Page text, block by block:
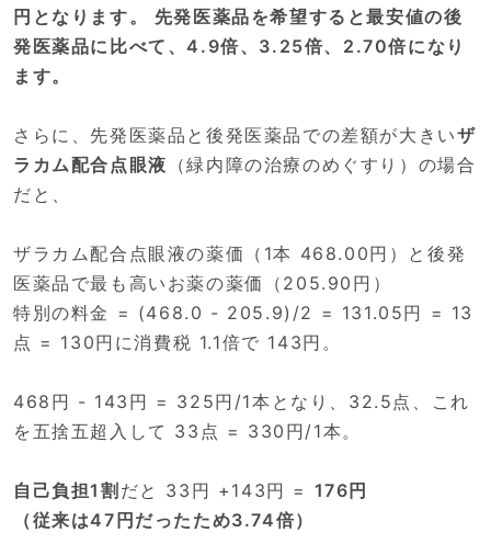
円となります。 先発医薬品を希望すると最安値の後
発医薬品に比べて、4.9倍、3.25倍、2.70倍になり
ます。
さらに、先発医薬品と後発医薬品での差額が大きいザ
ラカム配合点眼液 （緑内障の治療のめぐすり）の場合
だと、
ザラカム配合点眼液の薬価（1本 468.00円）と後発
医薬品で最も高いお薬の薬価（205.90円）
特別の料金 = (468.0 - 205.9)/2 = 131.05円 = 13
点 = 130円に消費税 1.1倍で 143円。
468円 - 143円 = 325円/1本となり、32.5点、これ
を五捨五超入して 33点 = 330円/1本。
自己負担1割 だと 33円 +143円 = 176円
（従来は47円だったため3.74倍）